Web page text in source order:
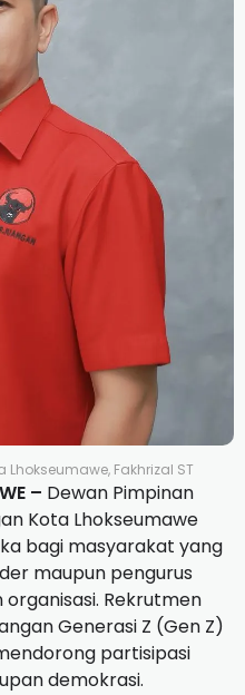
Lhokseumawe, Fakhrizal ST
– Dewan Pimpinan
Kota Lhokseumawe
bagi masyarakat yang
maupun pengurus
Rekrutmen
Generasi Z (Gen Z)
partisipasi
demokrasi.